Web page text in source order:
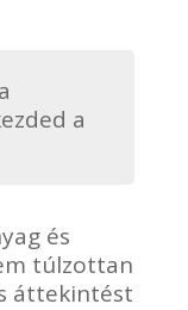
a
és
túlzottan
áttekintést